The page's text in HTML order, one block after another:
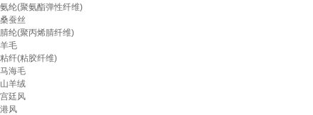
氨纶(聚氨酯弹性纤维)
桑蚕丝
腈纶(聚丙烯腈纤维)
羊毛
粘纤(粘胶纤维)
马海毛
山羊绒
宫廷风
港风